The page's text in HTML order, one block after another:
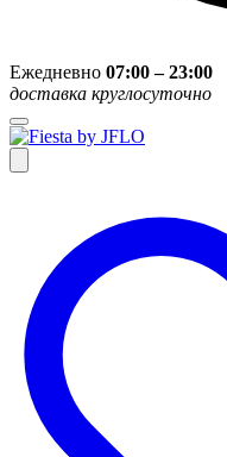
Ежедневно 07:00 – 23:00
доставка круглосуточно